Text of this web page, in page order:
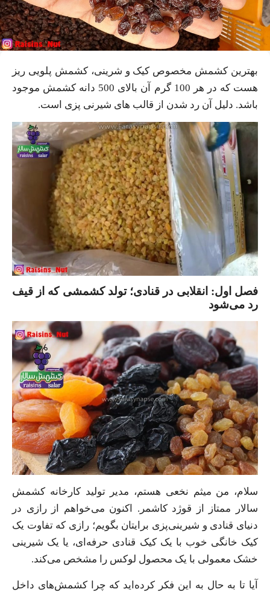
بهترین کشمش مخصوص کیک و شرینی، کشمش پلویی ریز
هست که در هر 100 گرم آن بالای 500 دانه کشمش موجود
باشد. دلیل آن رد شدن از قالب های شیرنی پزی است.
فصل اول: انقلابی در قنادی؛ تولد کشمشی که از قیف
رد می‌شود
سلام، من میثم نخعی هستم، مدیر تولید کارخانه کشمش
سالار ممتاز از قوژد کاشمر. اکنون می‌خواهم از رازی در
دنیای قنادی و شیرینی‌پزی برایتان بگویم؛ رازی که تفاوت یک
کیک خانگی خوب با یک کیک قنادی حرفه‌ای، یا یک شیرینی
خشک معمولی با یک محصول لوکس را مشخص می‌کند.
آیا تا به حال به این فکر کرده‌اید که چرا کشمش‌های داخل